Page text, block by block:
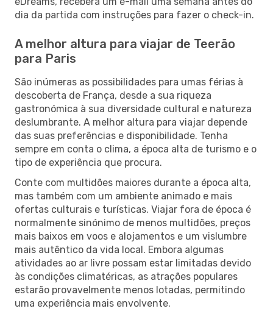
dia da partida com instruções para fazer o check-in.
A melhor altura para viajar de Teerão
para Paris
São inúmeras as possibilidades para umas férias à
descoberta de França, desde a sua riqueza
gastronómica à sua diversidade cultural e natureza
deslumbrante. A melhor altura para viajar depende
das suas preferências e disponibilidade. Tenha
sempre em conta o clima, a época alta de turismo e o
tipo de experiência que procura.
Conte com multidões maiores durante a época alta,
mas também com um ambiente animado e mais
ofertas culturais e turísticas. Viajar fora de época é
normalmente sinónimo de menos multidões, preços
mais baixos em voos e alojamentos e um vislumbre
mais autêntico da vida local. Embora algumas
atividades ao ar livre possam estar limitadas devido
às condições climatéricas, as atrações populares
estarão provavelmente menos lotadas, permitindo
uma experiência mais envolvente.